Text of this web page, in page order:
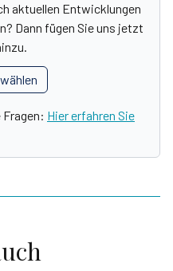
aktuellen Entwicklungen
Dann fügen Sie uns jetzt
Hier erfahren Sie